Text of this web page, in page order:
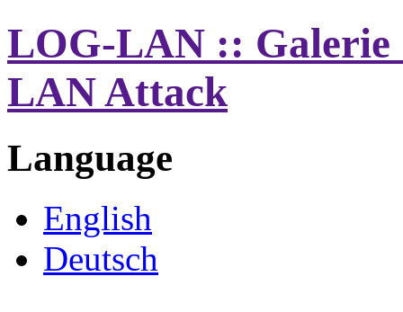
LOG-LAN :: Galerie
LAN Attack
Language
English
Deutsch